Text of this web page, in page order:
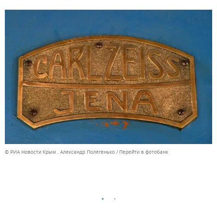
© РИА Новости Крым . Александр Полегенько Перейти в фотобанк